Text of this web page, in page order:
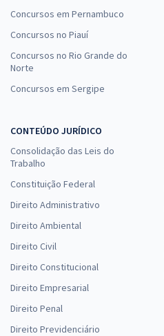
Concursos em Pernambuco
Concursos no Piauí
Concursos no Rio Grande do
Norte
Concursos em Sergipe
CONTEÚDO JURÍDICO
Consolidação das Leis do
Trabalho
Constituição Federal
Direito Administrativo
Direito Ambiental
Direito Civil
Direito Constitucional
Direito Empresarial
Direito Penal
Direito Previdenciário